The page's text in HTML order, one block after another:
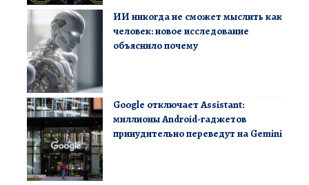
ИИ никогда не сможет мыслить как
человек: новое исследование
объяснило почему
Google отключает Assistant:
миллионы Android-гаджетов
принудительно переведут на Gemini